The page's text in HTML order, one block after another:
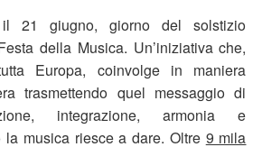
il 21 giugno, giorno del solstizio
della Musica. Un’iniziativa che,
Europa, coinvolge in maniera
trasmettendo quel messaggio di
integrazione, armonia e
musica riesce a dare. Oltre 9 mila